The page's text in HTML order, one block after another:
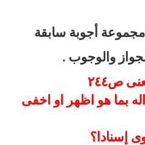
أجوبة سابقة
والوجوب .
بما هو اظهر او اخفى
إسنادا؟